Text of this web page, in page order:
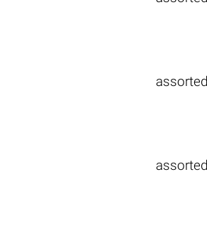
assorted
assorted